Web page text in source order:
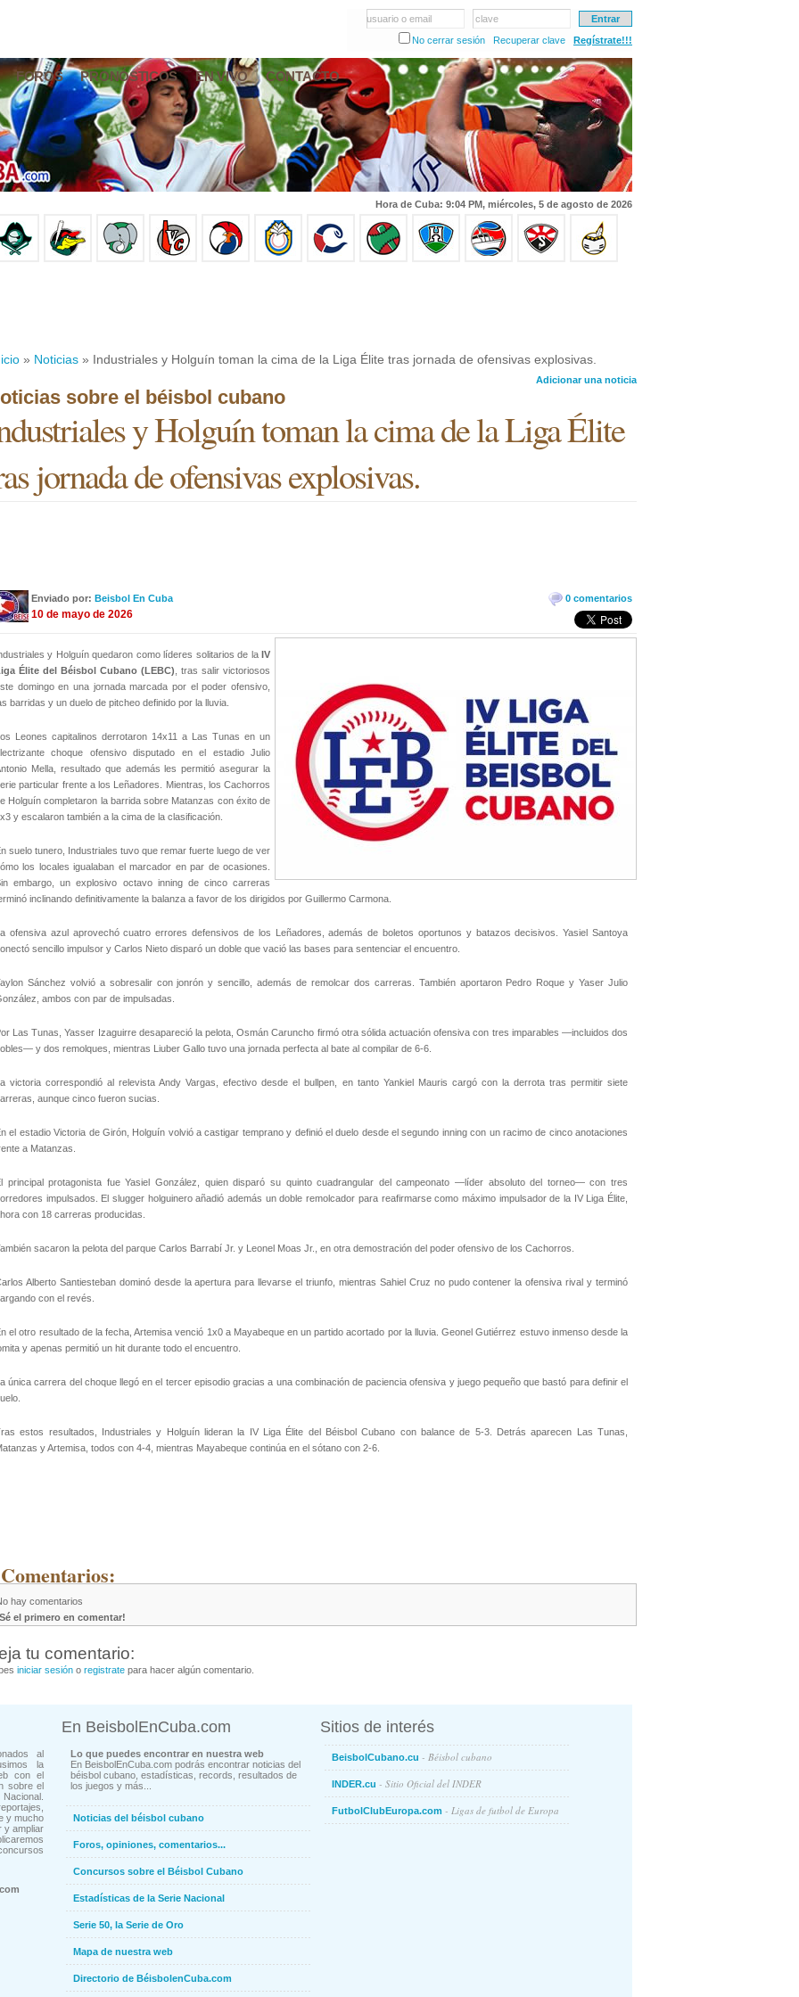
usuario o email
clave
No cerrar sesión
Recuperar clave Regístrate!!!
FOROS PRONÓSTICOS EN VIVO CONTACTO
Hora de Cuba: 9:04 PM, miércoles, 5 de agosto de 2026
» Noticias » Industriales y Holguín toman la cima de la Liga Élite tras jornada de ofensivas explosivas.
Adicionar una noticia
sobre el béisbol cubano
y Holguín toman la cima de la Liga Élite
jornada de ofensivas explosivas.
0 comentarios
Enviado por: Beisbol En Cuba
10 de mayo de 2026
y Holguín quedaron como líderes solitarios de la IV
Élite del Béisbol Cubano (LEBC) , tras salir victoriosos
domingo en una jornada marcada por el poder ofensivo,
barridas y un duelo de pitcheo definido por la lluvia.
Leones capitalinos derrotaron 14x11 a Las Tunas en un
choque ofensivo disputado en el estadio Julio
Mella, resultado que además les permitió asegurar la
particular frente a los Leñadores. Mientras, los Cachorros
Holguín completaron la barrida sobre Matanzas con éxito de
y escalaron también a la cima de la clasificación.
suelo tunero, Industriales tuvo que remar fuerte luego de ver
los locales igualaban el marcador en par de ocasiones.
embargo, un explosivo octavo inning de cinco carreras
inclinando definitivamente la balanza a favor de los dirigidos por Guillermo Carmona.
ofensiva azul aprovechó cuatro errores defensivos de los Leñadores, además de boletos oportunos y batazos decisivos. Yasiel Santoya
sencillo impulsor y Carlos Nieto disparó un doble que vació las bases para sentenciar el encuentro.
Sánchez volvió a sobresalir con jonrón y sencillo, además de remolcar dos carreras. También aportaron Pedro Roque y Yaser Julio
ambos con par de impulsadas.
Las Tunas, Yasser Izaguirre desapareció la pelota, Osmán Caruncho firmó otra sólida actuación ofensiva con tres imparables —incluidos dos
y dos remolques, mientras Liuber Gallo tuvo una jornada perfecta al bate al compilar de 6-6.
victoria correspondió al relevista Andy Vargas, efectivo desde el bullpen, en tanto Yankiel Mauris cargó con la derrota tras permitir siete
aunque cinco fueron sucias.
el estadio Victoria de Girón, Holguín volvió a castigar temprano y definió el duelo desde el segundo inning con un racimo de cinco anotaciones
a Matanzas.
principal protagonista fue Yasiel González, quien disparó su quinto cuadrangular del campeonato —líder absoluto del torneo— con tres
impulsados. El slugger holguinero añadió además un doble remolcador para reafirmarse como máximo impulsador de la IV Liga Élite,
con 18 carreras producidas.
sacaron la pelota del parque Carlos Barrabí Jr. y Leonel Moas Jr., en otra demostración del poder ofensivo de los Cachorros.
Alberto Santiesteban dominó desde la apertura para llevarse el triunfo, mientras Sahiel Cruz no pudo contener la ofensiva rival y terminó
con el revés.
el otro resultado de la fecha, Artemisa venció 1x0 a Mayabeque en un partido acortado por la lluvia. Geonel Gutiérrez estuvo inmenso desde la
y apenas permitió un hit durante todo el encuentro.
única carrera del choque llegó en el tercer episodio gracias a una combinación de paciencia ofensiva y juego pequeño que bastó para definir el
estos resultados, Industriales y Holguín lideran la IV Liga Élite del Béisbol Cubano con balance de 5-3. Detrás aparecen Las Tunas,
y Artemisa, todos con 4-4, mientras Mayabeque continúa en el sótano con 2-6.
hay comentarios
el primero en comentar!
tu comentario:
iniciar sesión o registrate para hacer algún comentario.
al
la
con el
sobre el
y mucho
y ampliar
En BeisbolEnCuba.com
Lo que puedes encontrar en nuestra web
En BeisbolEnCuba.com podrás encontrar noticias del
béisbol cubano, estadísticas, records, resultados de
los juegos y más...
Noticias del béisbol cubano
Foros, opiniones, comentarios...
Concursos sobre el Béisbol Cubano
Estadísticas de la Serie Nacional
Serie 50, la Serie de Oro
Mapa de nuestra web
Directorio de BéisbolenCuba.com
Sitios de interés
BeisbolCubano.cu - Béisbol cubano
INDER.cu - Sitio Oficial del INDER
FutbolClubEuropa.com - Ligas de futbol de Europa